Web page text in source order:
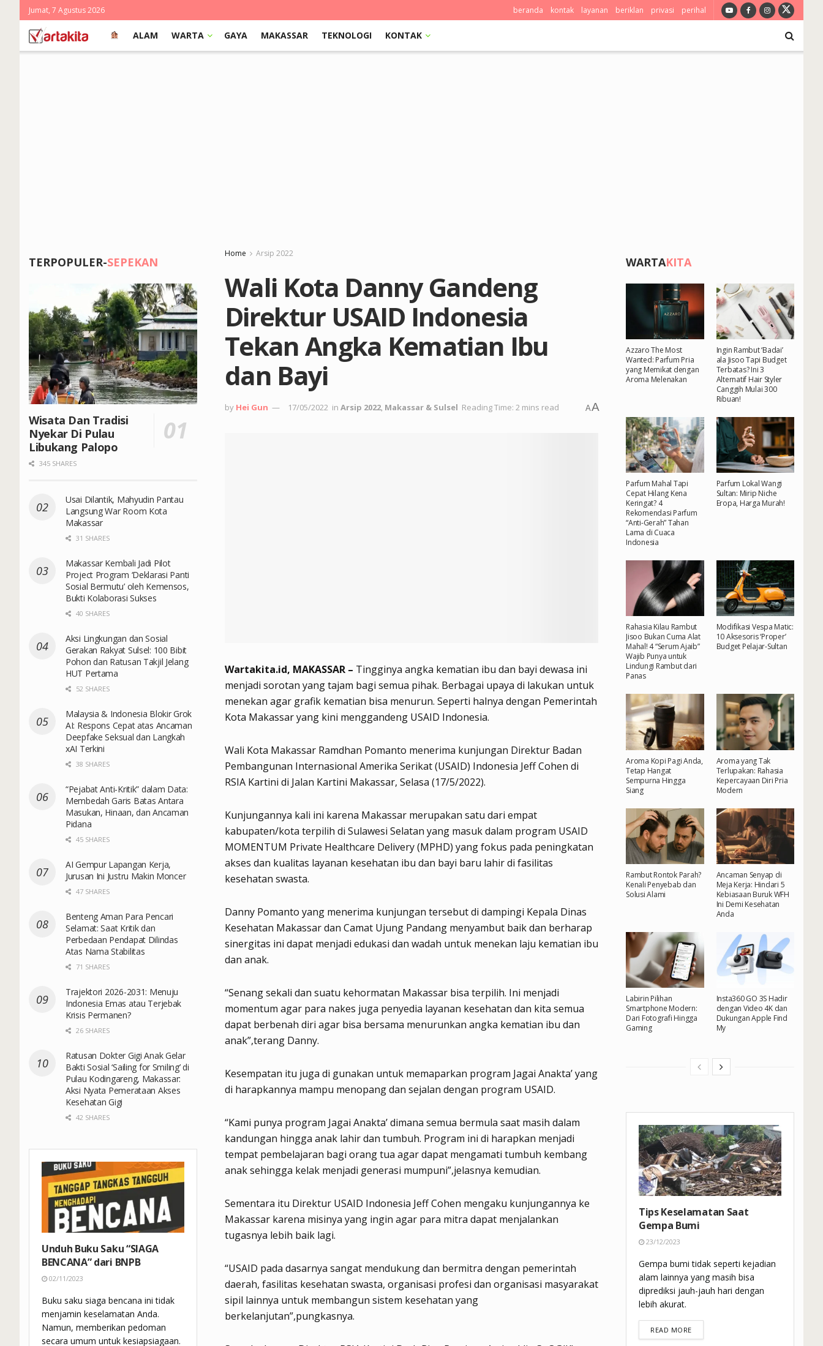
Jumat, 7 Agustus 2026 beranda kontak layanan beriklan privasi perihal
ALAM WARTA GAYA MAKASSAR TEKNOLOGI KONTAK
Home Arsip 2022
Wali Kota Danny Gandeng
Direktur USAID Indonesia
Tekan Angka Kematian Ibu
dan Bayi
by Hei Gun 17/05/2022 in Arsip 2022, Makassar & Sulsel Reading Time: 2 mins read AA
Wartakita.id, MAKASSAR – Tingginya angka kematian ibu dan bayi dewasa ini
menjadi sorotan yang tajam bagi semua pihak. Berbagai upaya di lakukan untuk
menekan agar grafik kematian bisa menurun. Seperti halnya dengan Pemerintah
Kota Makassar yang kini menggandeng USAID Indonesia.
Wali Kota Makassar Ramdhan Pomanto menerima kunjungan Direktur Badan
Pembangunan Internasional Amerika Serikat (USAID) Indonesia Jeff Cohen di
RSIA Kartini di Jalan Kartini Makassar, Selasa (17/5/2022).
Kunjungannya kali ini karena Makassar merupakan satu dari empat
kabupaten/kota terpilih di Sulawesi Selatan yang masuk dalam program USAID
MOMENTUM Private Healthcare Delivery (MPHD) yang fokus pada peningkatan
akses dan kualitas layanan kesehatan ibu dan bayi baru lahir di fasilitas
kesehatan swasta.
Danny Pomanto yang menerima kunjungan tersebut di dampingi Kepala Dinas
Kesehatan Makassar dan Camat Ujung Pandang menyambut baik dan berharap
sinergitas ini dapat menjadi edukasi dan wadah untuk menekan laju kematian ibu
dan anak.
“Senang sekali dan suatu kehormatan Makassar bisa terpilih. Ini menjadi
momentum agar para nakes juga penyedia layanan kesehatan dan kita semua
dapat berbenah diri agar bisa bersama menurunkan angka kematian ibu dan
anak”,terang Danny.
Kesempatan itu juga di gunakan untuk memaparkan program Jagai Anakta’ yang
di harapkannya mampu menopang dan sejalan dengan program USAID.
“Kami punya program Jagai Anakta’ dimana semua bermula saat masih dalam
kandungan hingga anak lahir dan tumbuh. Program ini di harapkan menjadi
tempat pembelajaran bagi orang tua agar dapat mengamati tumbuh kembang
anak sehingga kelak menjadi generasi mumpuni”,jelasnya kemudian.
Sementara itu Direktur USAID Indonesia Jeff Cohen mengaku kunjungannya ke
Makassar karena misinya yang ingin agar para mitra dapat menjalankan
tugasnya lebih baik lagi.
“USAID pada dasarnya sangat mendukung dan bermitra dengan pemerintah
daerah, fasilitas kesehatan swasta, organisasi profesi dan organisasi masyarakat
sipil lainnya untuk membangun sistem kesehatan yang
berkelanjutan”,pungkasnya.
TERPOPULER-SEPEKAN
Wisata Dan Tradisi
Nyekar Di Pulau
Libukang Palopo
345 SHARES
Usai Dilantik, Mahyudin Pantau
Langsung War Room Kota
Makassar
31 SHARES
Makassar Kembali Jadi Pilot
Project Program ‘Deklarasi Panti
Sosial Bermutu’ oleh Kemensos,
Bukti Kolaborasi Sukses
40 SHARES
Aksi Lingkungan dan Sosial
Gerakan Rakyat Sulsel: 100 Bibit
Pohon dan Ratusan Takjil Jelang
HUT Pertama
52 SHARES
Malaysia & Indonesia Blokir Grok
AI: Respons Cepat atas Ancaman
Deepfake Seksual dan Langkah
xAI Terkini
38 SHARES
“Pejabat Anti-Kritik” dalam Data:
Membedah Garis Batas Antara
Masukan, Hinaan, dan Ancaman
Pidana
45 SHARES
AI Gempur Lapangan Kerja,
Jurusan Ini Justru Makin Moncer
47 SHARES
Benteng Aman Para Pencari
Selamat: Saat Kritik dan
Perbedaan Pendapat Dilindas
Atas Nama Stabilitas
71 SHARES
Trajektori 2026-2031: Menuju
Indonesia Emas atau Terjebak
Krisis Permanen?
26 SHARES
Ratusan Dokter Gigi Anak Gelar
Bakti Sosial ‘Sailing for Smiling’ di
Pulau Kodingareng, Makassar:
Aksi Nyata Pemerataan Akses
Kesehatan Gigi
42 SHARES
Unduh Buku Saku “SIAGA
BENCANA” dari BNPB
02/11/2023
Buku saku siaga bencana ini tidak
menjamin keselamatan Anda.
Namun, memberikan pedoman
secara umum untuk kesiapsiagaan.
WARTAKITA
Azzaro The Most
Wanted: Parfum Pria
yang Memikat dengan
Aroma Melenakan
Ingin Rambut ‘Badai’
ala Jisoo Tapi Budget
Terbatas? Ini 3
Alternatif Hair Styler
Canggih Mulai 300
Ribuan!
Parfum Mahal Tapi
Cepat Hilang Kena
Keringat? 4
Rekomendasi Parfum
“Anti-Gerah” Tahan
Lama di Cuaca
Indonesia
Parfum Lokal Wangi
Sultan: Mirip Niche
Eropa, Harga Murah!
Rahasia Kilau Rambut
Jisoo Bukan Cuma Alat
Mahal! 4 “Serum Ajaib”
Wajib Punya untuk
Lindungi Rambut dari
Panas
Modifikasi Vespa Matic:
10 Aksesoris ‘Proper’
Budget Pelajar-Sultan
Aroma Kopi Pagi Anda,
Tetap Hangat
Sempurna Hingga
Siang
Aroma yang Tak
Terlupakan: Rahasia
Kepercayaan Diri Pria
Modern
Rambut Rontok Parah?
Kenali Penyebab dan
Solusi Alami
Ancaman Senyap di
Meja Kerja: Hindari 5
Kebiasaan Buruk WFH
Ini Demi Kesehatan
Anda
Labirin Pilihan
Smartphone Modern:
Dari Fotografi Hingga
Gaming
Insta360 GO 3S Hadir
dengan Video 4K dan
Dukungan Apple Find
My
Tips Keselamatan Saat
Gempa Bumi
23/12/2023
Gempa bumi tidak seperti kejadian
alam lainnya yang masih bisa
diprediksi jauh-jauh hari dengan
lebih akurat.
READ MOREDETAILS